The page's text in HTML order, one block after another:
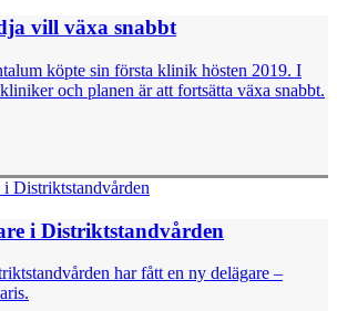
vill växa snabbt
köpte sin första klinik hösten 2019. I
och planen är att fortsätta växa snabbt.
i Distriktstandvården
har fått en ny delägare –